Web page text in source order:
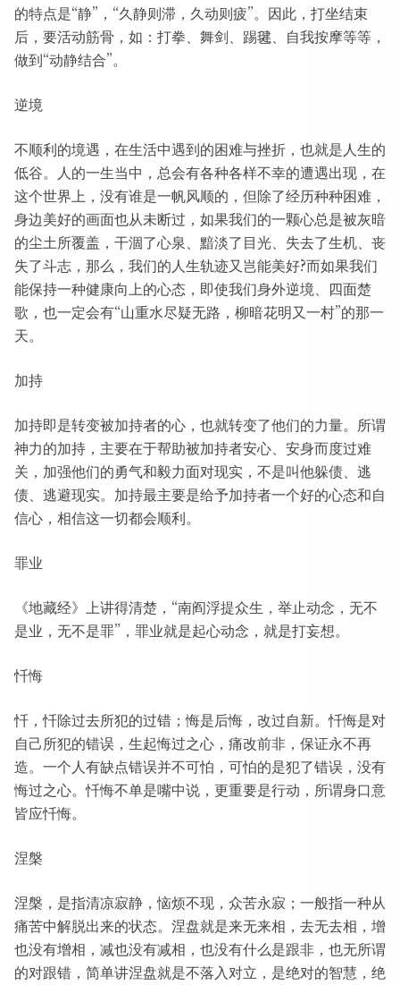
的特点是“静”，“久静则滞，久动则疲”。因此，打坐结束
后，要活动筋骨，如：打拳、舞剑、踢毽、自我按摩等等，
做到“动静结合”。
逆境
不顺利的境遇，在生活中遇到的困难与挫折，也就是人生的
低谷。人的一生当中，总会有各种各样不幸的遭遇出现，在
这个世界上，没有谁是一帆风顺的，但除了经历种种困难，
身边美好的画面也从未断过，如果我们的一颗心总是被灰暗
的尘土所覆盖，干涸了心泉、黯淡了目光、失去了生机、丧
失了斗志，那么，我们的人生轨迹又岂能美好?而如果我们
能保持一种健康向上的心态，即使我们身外逆境、四面楚
歌，也一定会有“山重水尽疑无路，柳暗花明又一村”的那一
天。
加持
加持即是转变被加持者的心，也就转变了他们的力量。所谓
神力的加持，主要在于帮助被加持者安心、安身而度过难
关，加强他们的勇气和毅力面对现实，不是叫他躲债、逃
债、逃避现实。加持最主要是给予加持者一个好的心态和自
信心，相信这一切都会顺利。
罪业
《地藏经》上讲得清楚，“南阎浮提众生，举止动念，无不
是业，无不是罪”，罪业就是起心动念，就是打妄想。
忏悔
忏，忏除过去所犯的过错；悔是后悔，改过自新。忏悔是对
自己所犯的错误，生起悔过之心，痛改前非，保证永不再
造。一个人有缺点错误并不可怕，可怕的是犯了错误，没有
悔过之心。忏悔不单是嘴中说，更重要是行动，所谓身口意
皆应忏悔。
涅槃
涅槃，是指清凉寂静，恼烦不现，众苦永寂；一般指一种从
痛苦中解脱出来的状态。涅盘就是来无来相，去无去相，增
也没有增相，减也没有减相，也没有什么是跟非，也无所谓
的对跟错，简单讲涅盘就是不落入对立，是绝对的智慧，绝